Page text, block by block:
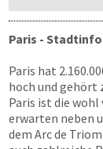
Paris -
Paris hat
hoch und gehört
Paris ist die
erwarten neben
dem Arc de